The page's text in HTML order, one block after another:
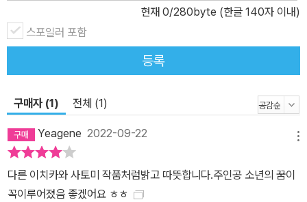
평소에 접하기 힘든 문화권에 사는 아이들이 어떤 집에서 무엇을 먹
고, 무얼 하며 노는지 자연스럽게 보여 주지요. 찬찬히 책장을 넘기다
보면 주인공 쥐마가 사는 작은 섬 풍경이 이미 다녀온 곳인 듯 친근하
현재 0/280byte (한글 140자 이내)
스포일러 포함
등록
구매자 (1) 전체 (1)
Yeagene 2022-09-22
다른 이치카와 사토미 작품처럼밝고 따뜻합니다.주인공 소년의 꿈이
꼭이루어졌음 좋겠어요 ㅎㅎ